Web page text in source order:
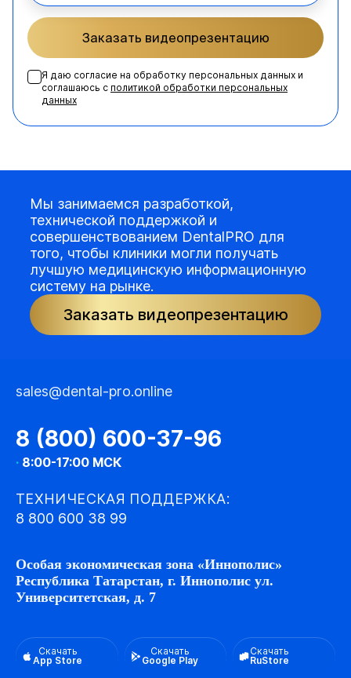
Заказать видеопрезентацию
Я даю согласие на обработку персональных данных и
соглашаюсь с политикой обработки персональных
данных
Мы занимаемся разработкой,
технической поддержкой и
совершенствованием DentalPRO для
того, чтобы клиники могли получать
лучшую медицинскую информационную
систему на рынке.
Заказать видеопрезентацию
sales@dental-pro.online
8 (800) 600-37-96
· 8:00-17:00 МСК
ТЕХНИЧЕСКАЯ ПОДДЕРЖКА:
8 800 600 38 99
Особая экономическая зона «Иннополис»
Республика Татарстан, г. Иннополис ул.
Университетская, д. 7
Скачать
App Store
Скачать
Google Play
Скачать
RuStore